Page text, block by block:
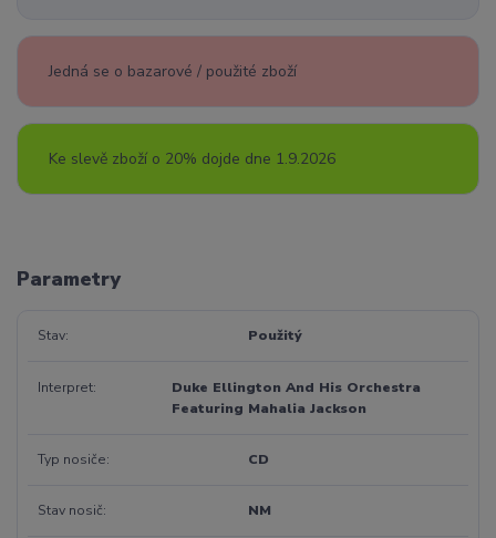
Jedná se o bazarové / použité zboží
Ke slevě zboží o 20% dojde dne 1.9.2026
Parametry
Stav Použitý
Interpret
Duke Ellington And His Orchestra
Featuring Mahalia Jackson
Typ nosiče CD
Stav nosič NM